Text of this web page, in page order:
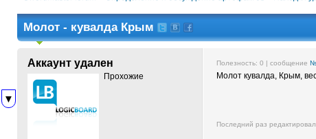
Молот - кувалда Крым
Аккаунт удален
Прохожие
Полезность: 0 | сообщение
Молот кувалда, Крым,
Последний раз редактировал
▼